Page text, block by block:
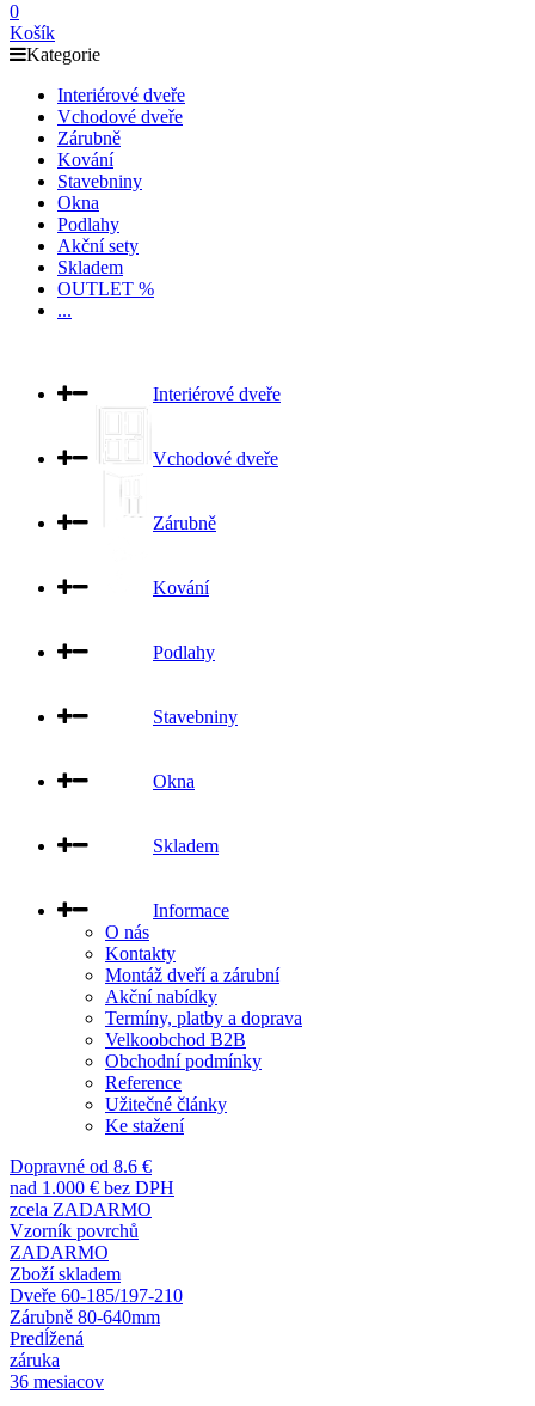
0
Košík
Kategorie
Interiérové dveře
Vchodové dveře
Zárubně
Kování
Stavebniny
Okna
Podlahy
Akční sety
Skladem
OUTLET %
...
Interiérové dveře
Vchodové dveře
Zárubně
Kování
Podlahy
Stavebniny
Okna
Skladem
Informace
O nás
Kontakty
Montáž dveří a zárubní
Akční nabídky
Termíny, platby a doprava
Velkoobchod B2B
Obchodní podmínky
Reference
Užitečné články
Ke stažení
Dopravné od 8.6 €
nad 1.000 € bez DPH
zcela ZADARMO
Vzorník povrchů
ZADARMO
Zboží skladem
Dveře 60-185/197-210
Zárubně 80-640mm
Predĺžená
záruka
36 mesiacov